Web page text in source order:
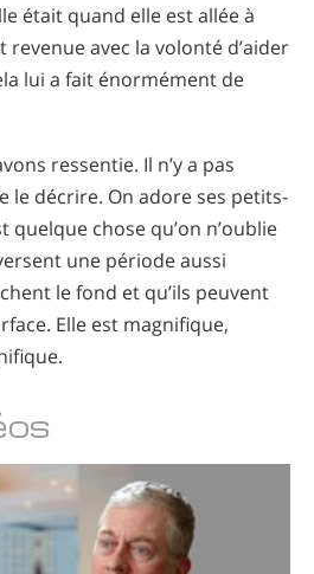
était quand elle est allée à
revenue avec la volonté d’aider
lui a fait énormément de
ressentie. Il n’y a pas
le décrire. On adore ses petits-
quelque chose qu’on n’oublie
une période aussi
le fond et qu’ils peuvent
Elle est magnifique,